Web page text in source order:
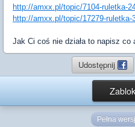
http://amxx.pl/topic/7104-ruletka-
http://amxx.pl/topic/17279-ruletka-
Jak Ci coś nie działa to napisz co
Udostępnij
Pełna